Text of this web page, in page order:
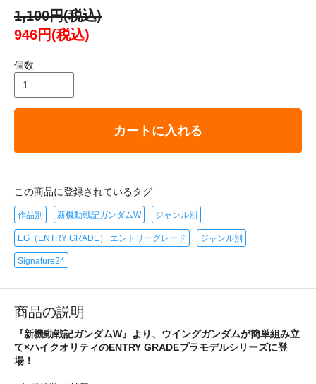
1,100円(税込)
946円(税込)
個数
カートに入れる
この商品に登録されているタグ
作品別 新機動戦記ガンダムW ジャンル別
EG（ENTRY GRADE） エントリーグレード ジャンル別
Signature24
商品の説明
『新機動戦記ガンダムW』より、ウイングガンダムが簡単組み立
て×ハイクオリティのENTRY GRADEプラモデルシリーズに登
場！